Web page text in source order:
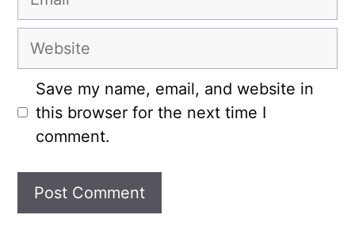
Website
Save my name, email, and website in
this browser for the next time I
comment.